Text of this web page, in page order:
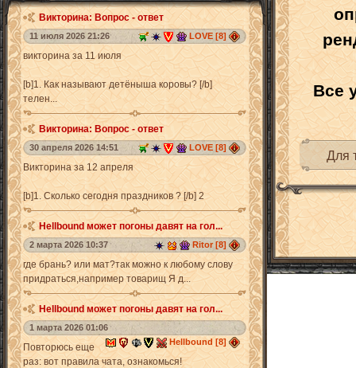
Викторина: Вопрос - ответ
11 июля 2026 21:26 LOVE [8]
викторина за 11 июля
[b]1. Как называют детёныша коровы? [/b]
телен...
Викторина: Вопрос - ответ
30 апреля 2026 14:51 LOVE [8]
Викторина за 12 апреля
[b]1. Сколько сегодня праздников ? [/b] 2
Hellbound может погоны давят на гол...
2 марта 2026 10:37 Ritor [8]
где брань? или мат?так можно к любому слову
придраться,например товарищ Я д...
Hellbound может погоны давят на гол...
1 марта 2026 01:06
Hellbound [8]
Повторюсь еще
раз: вот правила чата, ознакомься!
Все
Для